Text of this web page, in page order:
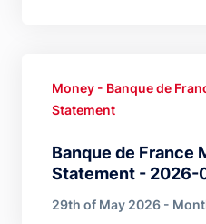
Banque de France
Statement - 2026-
Money - Banque de
Statement
29th of May 2026 -